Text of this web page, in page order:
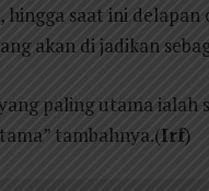
saat ini
akan di jadikan
paling utama
tambahnya.(Irf)